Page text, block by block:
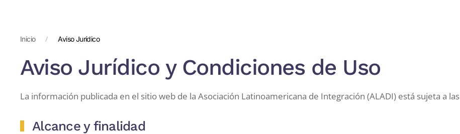
Inicio Aviso Jurídico
Aviso Jurídico y Condiciones de Uso
La información publicada en el sitio web de la Asociación Latinoamericana de Integración (ALADI) está sujeta a
Alcance y finalidad